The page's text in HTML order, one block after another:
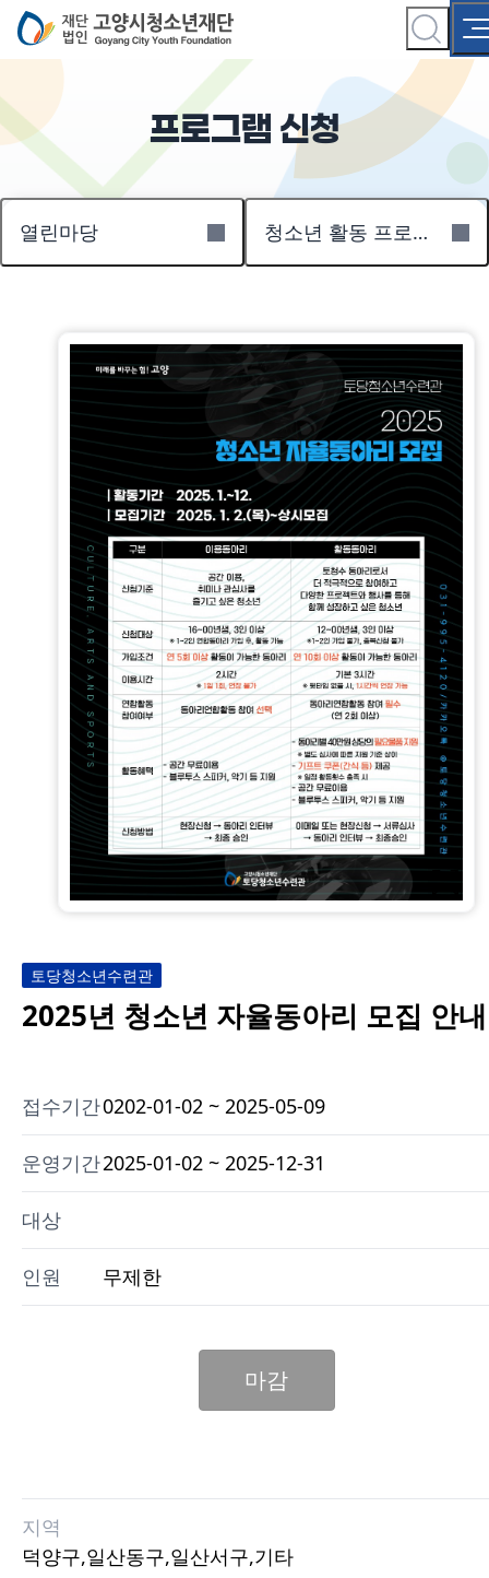
프로그램 신청
열린마당 청소년 활동 프로그램
토당청소년수련관
2025년 청소년 자율동아리 모집 안내
접수기간0202-01-02 ~ 2025-05-09
운영기간2025-01-02 ~ 2025-12-31
대상
인원 무제한
마감
지역
덕양구,일산동구,일산서구,기타